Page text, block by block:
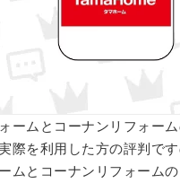
ームとコーナンリフォー
際を利用した方の評判で
ムとコーナンリフォーム